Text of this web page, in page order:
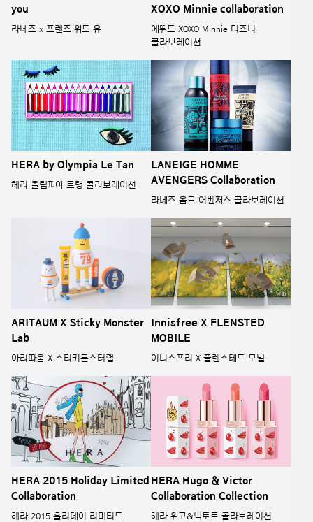
you
라네즈 x 프렌즈 위드 유
XOXO Minnie collaboration
에뛰드 XOXO Minnie 디즈니
콜라보레이션
HERA by Olympia Le Tan
헤라 올림피아 르탱 콜라보레이션
LANEIGE HOMME
AVENGERS Collaboration
라네즈 옴므 어벤저스 콜라보레이션
ARITAUM X Sticky Monster
Lab
아리따움 X 스티키몬스터랩
Innisfree X FLENSTED
MOBILE
이니스프리 X 플렌스테드 모빌
HERA 2015 Holiday Limited
Collaboration
헤라 2015 홀리데이 리미티드
HERA Hugo & Victor
Collaboration Collection
헤라 위고&빅토르 콜라보레이션